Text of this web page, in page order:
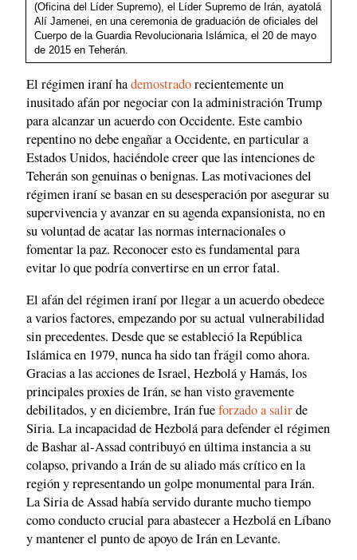
(Oficina del Líder Supremo), el Líder Supremo de Irán, ayatolá
Alí Jamenei, en una ceremonia de graduación de oficiales del
Cuerpo de la Guardia Revolucionaria Islámica, el 20 de mayo
de 2015 en Teherán.
El régimen iraní hademostradorecientemente un
inusitado afán por negociar con la administración Trump
para alcanzar un acuerdo con Occidente. Este cambio
repentino no debe engañar a Occidente, en particular a
Estados Unidos, haciéndole creer que las intenciones de
Teherán son genuinas o benignas. Las motivaciones del
régimen iraní se basan en su desesperación por asegurar su
supervivencia y avanzar en su agenda expansionista, no en
su voluntad de acatar las normas internacionales o
fomentar la paz. Reconocer esto es fundamental para
evitar lo que podría convertirse en un error fatal.
El afán del régimen iraní por llegar a un acuerdo obedece
a varios factores, empezando por su actual vulnerabilidad
sin precedentes. Desde que se estableció la República
Islámica en 1979, nunca ha sido tan frágil como ahora.
Gracias a las acciones de Israel, Hezbolá y Hamás, los
principales proxies de Irán, se han visto gravemente
debilitados, y en diciembre, Irán fueforzado a salirde
Siria. La incapacidad de Hezbolá para defender el régimen
de Bashar al-Assad contribuyó en última instancia a su
colapso, privando a Irán de su aliado más crítico en la
región y representando un golpe monumental para Irán.
La Siria de Assad había servido durante mucho tiempo
como conducto crucial para abastecer a Hezbolá en Líbano
y mantener el punto de apoyo de Irán en Levante.